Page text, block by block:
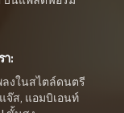
:
งในสไตล์ดนตรี
จ๊ส, แอมบิเอนท์